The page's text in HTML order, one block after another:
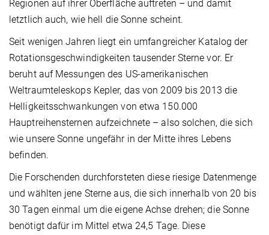
Regionen auf ihrer Oberfläche auftreten – und damit
letztlich auch, wie hell die Sonne scheint.
Seit wenigen Jahren liegt ein umfangreicher Katalog der
Rotationsgeschwindigkeiten tausender Sterne vor. Er
beruht auf Messungen des US-amerikanischen
Weltraumteleskops Kepler, das von 2009 bis 2013 die
Helligkeitsschwankungen von etwa 150.000
Hauptreihensternen aufzeichnete – also solchen, die sich
wie unsere Sonne ungefähr in der Mitte ihres Lebens
befinden.
Die Forschenden durchforsteten diese riesige Datenmenge
und wählten jene Sterne aus, die sich innerhalb von 20 bis
30 Tagen einmal um die eigene Achse drehen; die Sonne
benötigt dafür im Mittel etwa 24,5 Tage. Diese